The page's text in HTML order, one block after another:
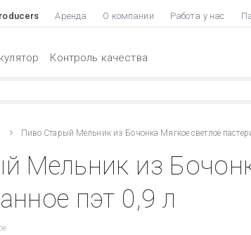
Аренда О компании Работа у нас
Контроль качества
Пиво Старый Мельник из Бочонка Мягкое светлое
Мельник из
пэт 0,9 л